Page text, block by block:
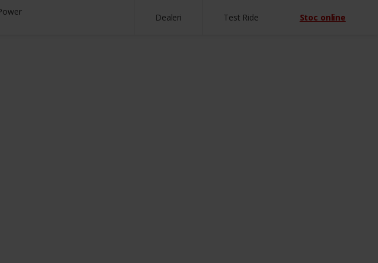
Dealeri Test Ride Stoc online